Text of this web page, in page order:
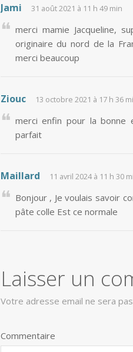
Jami 31 août 2021 à 11 h 49 min
merci mamie Jacqueline,
originaire du nord de la
merci beaucoup
Ziouc 13 octobre 2021 à 17 h 36
merci enfin pour la bonne
parfait
Maillard 11 avril 2024 à 11 h 30
Bonjour , Je voulais savoir
pâte colle Est ce normale
Laisser un
Votre adresse email ne sera
Commentaire